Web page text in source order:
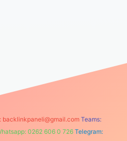
backlinkpaneli@gmail.com Teams:
0262 606 0 726 Telegram: